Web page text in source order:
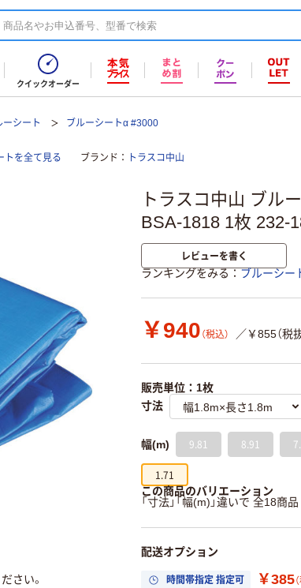
クイックオーダー
ーシート ブルーシートα #3000
トを全て見る ブランド トラスコ中山
トラスコ中山 ブル
BSA-1818 1枚 232-
レビューを書く
ランキングをみる ブルーシー
￥940 （税込） ／￥855（税
販売単位：1枚
寸法
幅(m) 9.81 8.91
1.71
この商品のバリエーション
「寸法」「幅(m)」違いで 全18商
配送オプション
時間帯指定 指定可 ￥385
さい。